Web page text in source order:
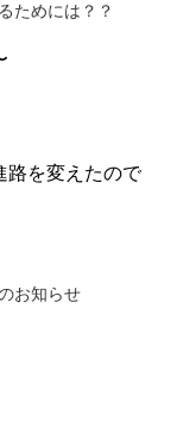
ためには？？
お知らせ
路を変えたので